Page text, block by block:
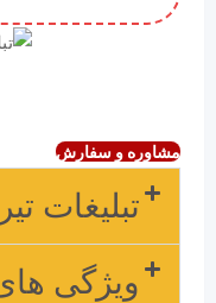
مشاوره و سفارش
تبلیغات
ویژگی